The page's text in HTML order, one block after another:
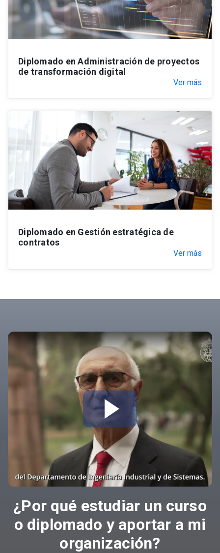
Diplomado en Administración de proyectos
de transformación digital
Ver más
Diplomado en Gestión estratégica de
contratos
Ver más
¿Por qué estudiar un curso
o diplomado y aportar a mi
organización?